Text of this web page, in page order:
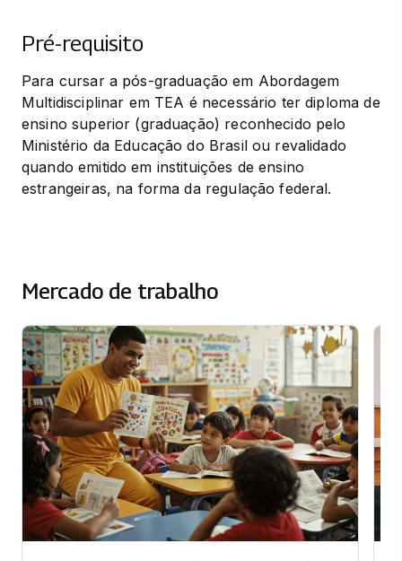
Pré-requisito
Para cursar a pós-graduação em Abordagem
Multidisciplinar em TEA é necessário ter diploma de
ensino superior (graduação) reconhecido pelo
Ministério da Educação do Brasil ou revalidado
quando emitido em instituições de ensino
estrangeiras, na forma da regulação federal.
Mercado de trabalho